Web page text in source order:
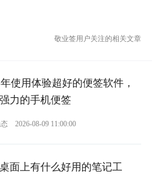
敬业签用户关注的相关文章
使用体验超好的便签软件，
力的手机便签
2026-08-09 11:00:00
面上有什么好用的笔记工